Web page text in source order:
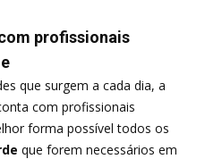
profissionais
que surgem a cada dia, a
com profissionais
forma possível todos os
que forem necessários em